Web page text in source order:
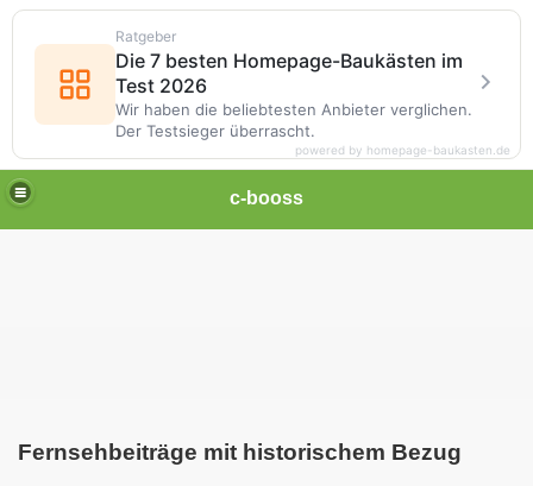
c-booss
Fernsehbeiträge mit historischem Bezug
Ratgeber
Die 7 besten Homepage-Baukästen im
Test 2026
Wir haben die beliebtesten Anbieter verglichen.
Der Testsieger überrascht.
powered by homepage-baukasten.de